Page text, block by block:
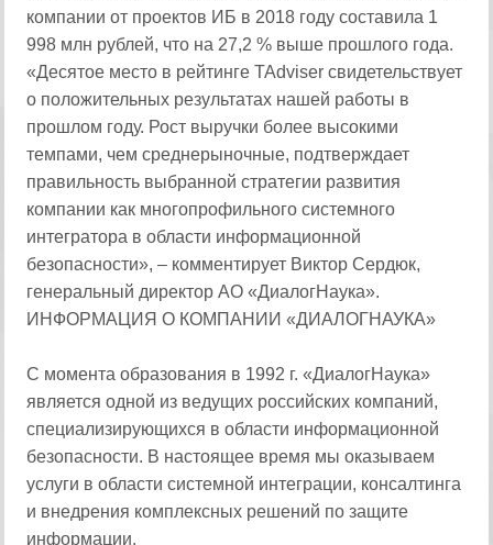
компании от проектов ИБ в 2018 году составила 1
998 млн рублей, что на 27,2 % выше прошлого года.
«Десятое место в рейтинге TAdviser свидетельствует
о положительных результатах нашей работы в
прошлом году. Рост выручки более высокими
темпами, чем среднерыночные, подтверждает
правильность выбранной стратегии развития
компании как многопрофильного системного
интегратора в области информационной
безопасности», – комментирует Виктор Сердюк,
генеральный директор АО «ДиалогНаука».
ИНФОРМАЦИЯ О КОМПАНИИ «ДИАЛОГНАУКА»
С момента образования в 1992 г. «ДиалогНаука»
является одной из ведущих российских компаний,
специализирующихся в области информационной
безопасности. В настоящее время мы оказываем
услуги в области системной интеграции, консалтинга
и внедрения комплексных решений по защите
информации.